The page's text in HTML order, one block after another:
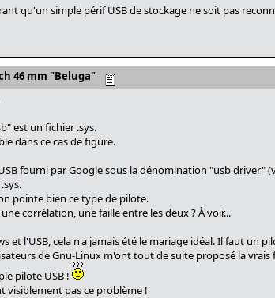
qu'un simple périf USB de stockage ne soit pas
46 mm "Beluga"
est un fichier .sys.
dans ce cas de figure.
fourni par Google sous la dénomination "usb driver"
pointe bien ce type de pilote.
corrélation, une faille entre les deux ? À voir...
et l'USB, cela n'a jamais été le mariage idéal. Il faut un
de Gnu-Linux m'ont tout de suite proposé la
pilote USB !
visiblement pas ce problème !